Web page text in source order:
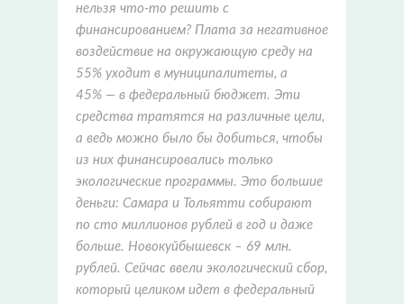
нельзя что-то решить с
финансированием? Плата за негативное
воздействие на окружающую среду на
55% уходит в муниципалитеты, а
45% — в федеральный бюджет. Эти
средства тратятся на различные цели,
а ведь можно было бы добиться, чтобы
из них финансировались только
экологические программы. Это большие
деньги: Самара и Тольятти собирают
по сто миллионов рублей в год и даже
больше. Новокуйбышевск – 69 млн.
рублей. Сейчас ввели экологический сбор,
который целиком идет в федеральный